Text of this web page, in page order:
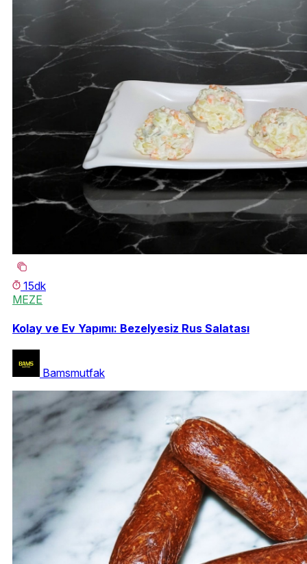
15dk
MEZE
Kolay ve Ev Yapımı: Bezelyesiz Rus Salatası
Bamsmutfak